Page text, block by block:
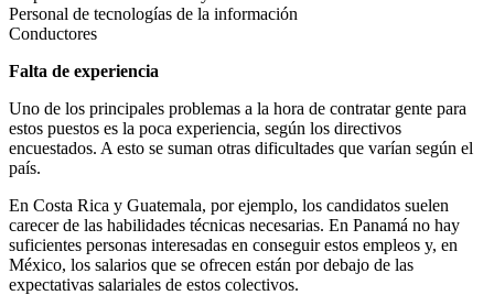
Personal de tecnologías de la información
Conductores
Falta de experiencia
Uno de los principales problemas a la hora de contratar gente para
estos puestos es la poca experiencia, según los directivos
encuestados. A esto se suman otras dificultades que varían según el
país.
En Costa Rica y Guatemala, por ejemplo, los candidatos suelen
carecer de las habilidades técnicas necesarias. En Panamá no hay
suficientes personas interesadas en conseguir estos empleos y, en
México, los salarios que se ofrecen están por debajo de las
expectativas salariales de estos colectivos.